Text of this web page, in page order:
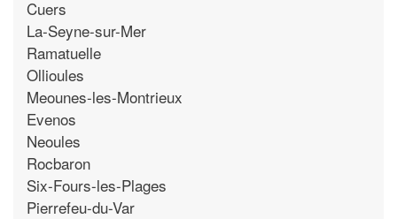
Cuers
La-Seyne-sur-Mer
Ramatuelle
Ollioules
Meounes-les-Montrieux
Evenos
Neoules
Rocbaron
Six-Fours-les-Plages
Pierrefeu-du-Var